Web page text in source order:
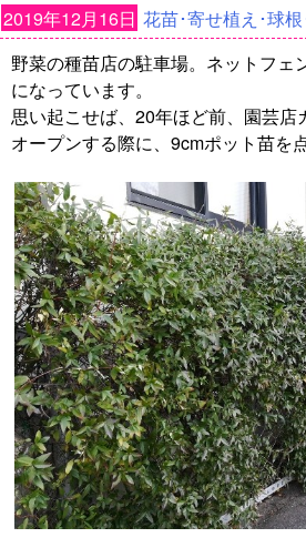
2019年12月16日 花苗･寄せ植え･球
野菜の種苗店の駐車場。ネットフェ
になっています。
思い起こせば、20年ほど前、園芸店
オープンする際に、9cmポット苗を